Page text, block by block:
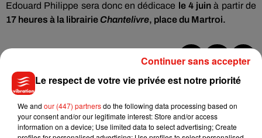
Edouard Philippe sera donc en dédicace le 4 juin à partir de
17 heures à la librairie Chantelivre, place du Martroi.
Musique
Julien Lieb s’essaye à la vie de chatelain
dans son nouveau clip
Le respect de votre vie privée est notre priorité
We and our (447) partnersdo the following data processing based on
your consent and/or our legitimate interest: Store and/or access
information on a device; Use limited data to select advertising; Create
Continuer sans accepter